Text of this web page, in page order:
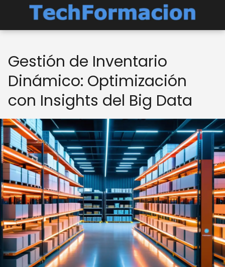
Gestión de Inventario
Dinámico: Optimización
con Insights del Big Data